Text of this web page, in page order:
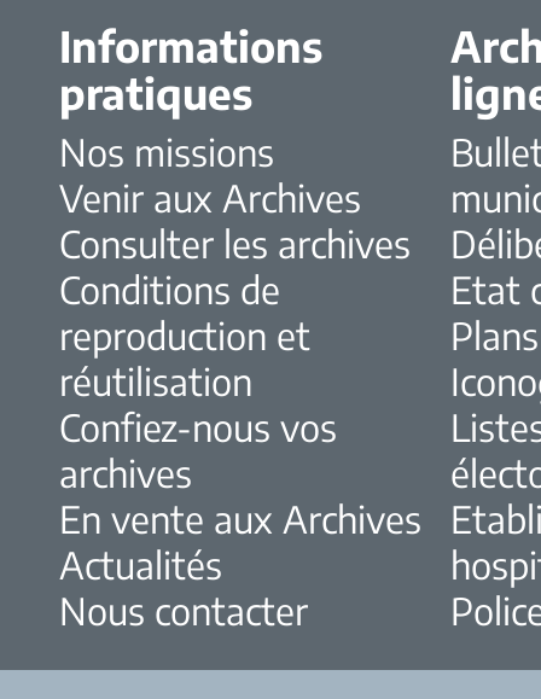
Informations
pratiques
Nos missions
Venir aux Archives
Consulter les archives
Conditions de
reproduction et
réutilisation
Confiez-nous vos
archives
En vente aux Archives
Actualités
Nous contacter
Etat
Plans